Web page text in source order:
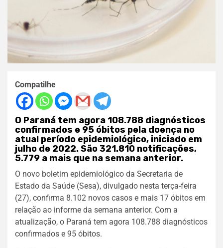
Compatilhe
O Paraná tem agora 108.788 diagnósticos
confirmados e 95 óbitos pela doença no
atual período epidemiológico, iniciado em
julho de 2022. São 321.810 notificações,
5.779 a mais que na semana anterior.
O novo boletim epidemiológico da Secretaria de
Estado da Saúde (Sesa), divulgado nesta terça-feira
(27), confirma 8.102 novos casos e mais 17 óbitos em
relação ao informe da semana anterior. Com a
atualização, o Paraná tem agora 108.788 diagnósticos
confirmados e 95 óbitos.